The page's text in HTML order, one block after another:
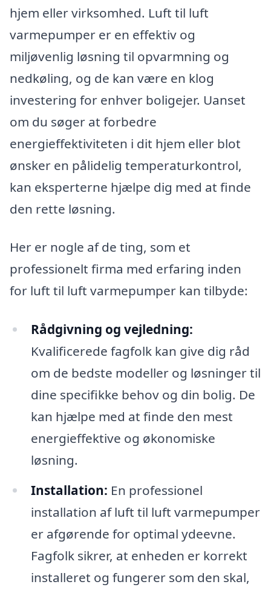
hjem eller virksomhed. Luft til luft
varmepumper er en effektiv og
miljøvenlig løsning til opvarmning og
nedkøling, og de kan være en klog
investering for enhver boligejer. Uanset
om du søger at forbedre
energieffektiviteten i dit hjem eller blot
ønsker en pålidelig temperaturkontrol,
kan eksperterne hjælpe dig med at finde
den rette løsning.
Her er nogle af de ting, som et
professionelt firma med erfaring inden
for luft til luft varmepumper kan tilbyde:
Rådgivning og vejledning:
Kvalificerede fagfolk kan give dig råd
om de bedste modeller og løsninger til
dine specifikke behov og din bolig. De
kan hjælpe med at finde den mest
energieffektive og økonomiske
løsning.
Installation: En professionel
installation af luft til luft varmepumper
er afgørende for optimal ydeevne.
Fagfolk sikrer, at enheden er korrekt
installeret og fungerer som den skal,